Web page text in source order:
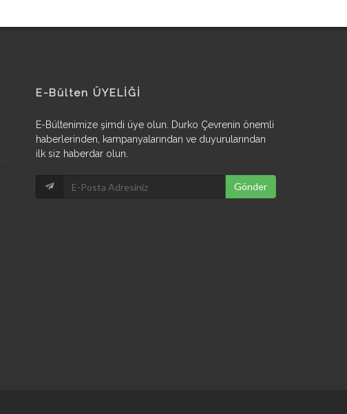
E-Bülten ÜYELİĞİ
E-Bültenimize şimdi üye olun. Durko Çevrenin önemli
haberlerinden, kampanyalarından ve duyurularından
ilk siz haberdar olun.